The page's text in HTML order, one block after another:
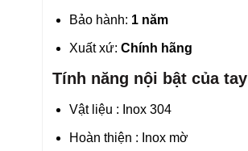
Bảo hành: 1 năm
Xuất xứ: Chính hãng
Tính năng nội bật của
Vật liệu : Inox 304
Hoàn thiện : Inox mờ